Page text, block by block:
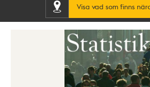
Visa vad som finns